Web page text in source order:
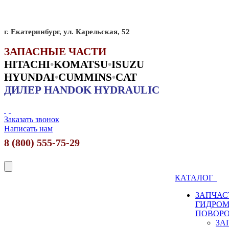
г. Екатеринбург, ул. Карельская, 52
ЗАПАСНЫЕ ЧАСТИ
HITACHI•KOMATSU•ISUZU
HYUNDAI•CUMMINS•CAT
ДИЛЕР HANDOK HYDRAULIC
Заказать звонок
Написать нам
8 (800) 555-75-29
КАТАЛОГ